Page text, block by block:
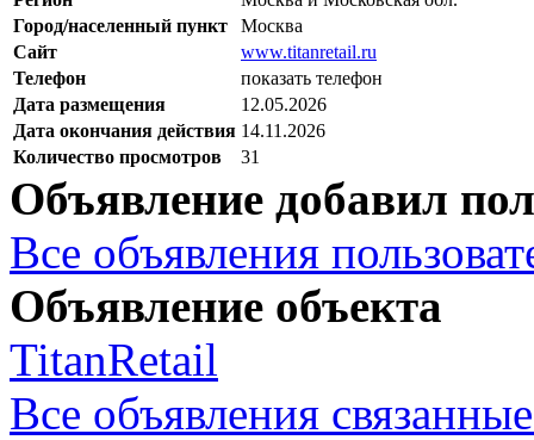
Город/населенный пункт
Москва
Сайт
www.titanretail.ru
Телефон
показать телефон
Дата размещения
12.05.2026
Дата окончания действия 14.11.2026
Количество просмотров
31
Объявление добавил
Все объявления
Объявление объекта
TitanRetail
Все объявления